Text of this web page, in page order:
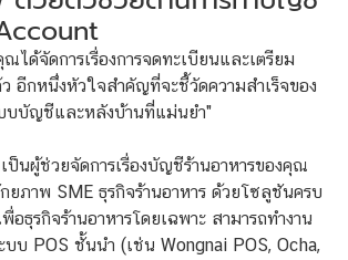
ณได้จัดการเรื่องการจดทะเบียนและเตรียม
อีกหนึ่งหัวใจสำคัญที่จะชี้วัดความสำเร็จของ
บบบัญชีและหลังบ้านที่แม่นยำ"
ป็นผู้ช่วยจัดการเรื่องบัญชีร้านอาหารของคุณ
ยภาพ SME ธุรกิจร้านอาหาร ด้วยโซลูชันครบ
อธุรกิจร้านอาหารโดยเฉพาะ สามารถทำงาน
บ POS ชั้นนำ (เช่น Wongnai POS, Ocha,